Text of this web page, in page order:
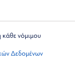
νόμιμου
Δεδομένων